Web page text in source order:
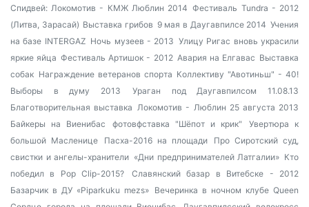
Спидвей: Локомотив - КМЖ Люблин 2014 Фестиваль Tundra - 2012
(Литва, Зарасай) Выставка грибов 9 мая в Даугавпилсе 2014 Учения
на базе INTERGAZ Ночь музеев - 2013 Улицу Ригас вновь украсили
яркие яйца Фестиваль Артишок - 2012 Авария на Елгавас Выставка
собак Награждение ветеранов спорта Коллективу "Авотиньш" - 40!
Выборы в думу 2013
Ураган под Даугавпилсом 11.08.13
Благотворительная выставка Локомотив - Люблин 25 августа 2013
Байкеры на Виенибас
фотовфставка "Шёпот и крик"
Увертюра к
большой Масленице
Пасха-2016 на площади
Про Сиротский суд,
свистки и ангелы-хранители «Дни предпринимателей Латгалии» Кто
победил в Pop Clip-2015?
Славянский базар в Витебске - 2012
Базарчик в ДУ «Piparkuku mezs» Вечеринка в ночном клубе Queen